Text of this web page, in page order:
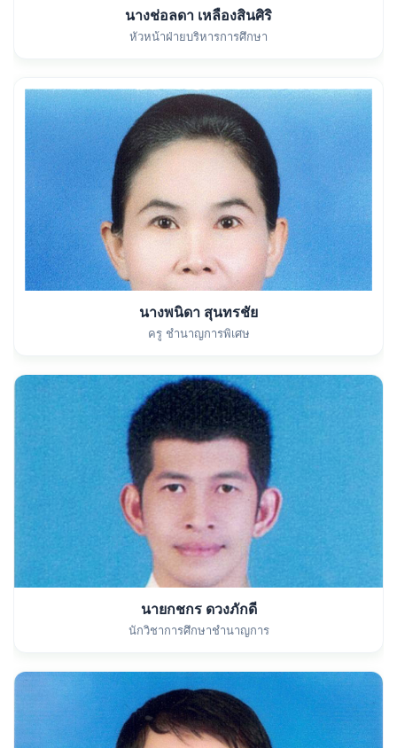
นางช่อลดา เหลืองสินศิริ
หัวหน้าฝ่ายบริหารการศึกษา
นางพนิดา สุนทรชัย
ครู ชำนาญการพิเศษ
นายกชกร ดวงภักดี
นักวิชาการศึกษาชำนาญการ